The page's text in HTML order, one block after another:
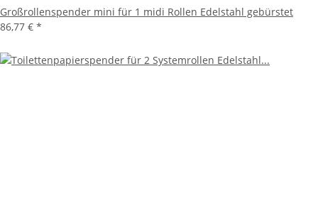
Großrollenspender mini für 1 midi Rollen Edelstahl gebürstet
86,77 € *